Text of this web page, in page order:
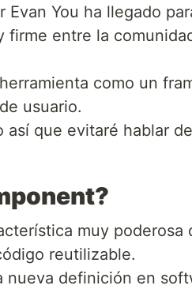
You ha llegado
firme entre la
como un
usuario.
que evitaré hablar
muy poderosa
reutilizable.
definición en